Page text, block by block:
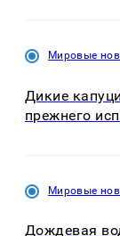
Мировые
Дикие
прежнего
Мировые
Дождевая